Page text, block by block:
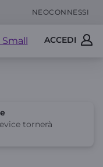
NEOCONNESSI
ACCEDI
tornerà